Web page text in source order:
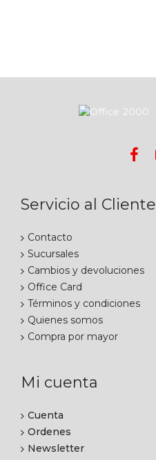
Servicio al Cliente
Contacto
Sucursales
Cambios y devoluciones
Office Card
Términos y condiciones
Quienes somos
Compra por mayor
Mi cuenta
Cuenta
Ordenes
Newsletter